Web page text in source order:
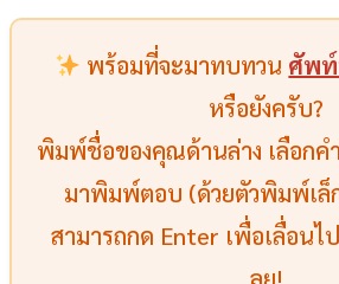
พร้อมที่จะมาทบทวน ศัพ
หรือยังครับ?
พิมพ์ชื่อของคุณด้านล่าง เลือกค
มาพิมพ์ตอบ (ด้วยตัวพิมพ์เล็
สามารถกด Enter เพื่อเลื่อนไ